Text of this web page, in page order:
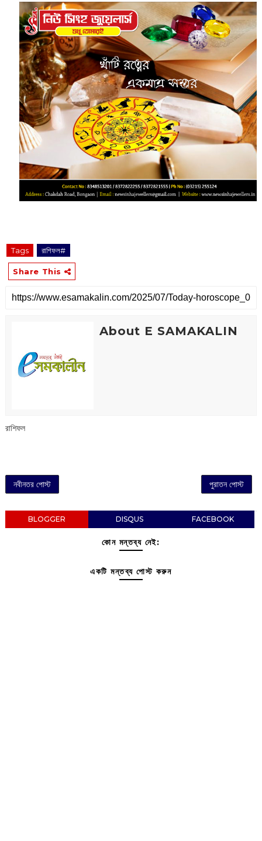
Tags রাশিফল#
Share This
About E SAMAKALIN
রাশিফল
নবীনতর পোস্ট পুরাতন পোস্ট
BLOGGER DISQUS FACEBOOK
কোন মন্তব্য নেই:
একটি মন্তব্য পোস্ট করুন